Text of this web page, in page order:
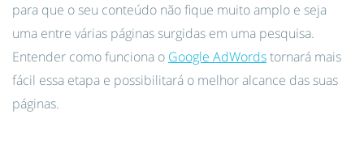
para que o seu conteúdo não fique muito amplo e seja
uma entre várias páginas surgidas em uma pesquisa.
Entender como funciona o Google AdWordstornará mais
fácil essa etapa e possibilitará o melhor alcance das suas
páginas.